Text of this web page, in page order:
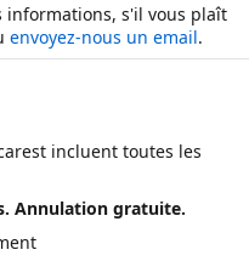
informations, s'il vous plaît
envoyez-nous un email.
incluent toutes les
Annulation gratuite.